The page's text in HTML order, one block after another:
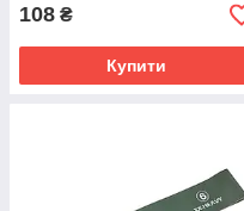
108 ₴
Купити